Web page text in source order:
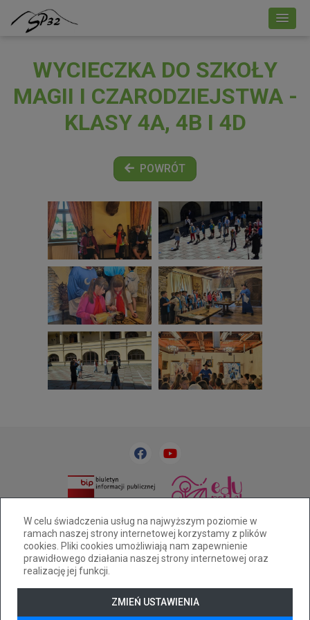
W celu świadczenia usług na najwyższym poziomie w
ramach naszej strony internetowej korzystamy z plików
cookies. Pliki cookies umożliwiają nam zapewnienie
prawidłowego działania naszej strony internetowej oraz
realizację jej funkcji.
ZMIEŃ USTAWIENIA
WYCIECZKA DO SZKOŁY
MAGII I CZARODZIEJSTWA -
KLASY 4A, 4B I 4D
POWRÓT
33 818 31 84
sp32@cuw.bielsko-biala.pl
Bielsko-Biała, ul. Cieszyńska 393
Deklaracja dostępności
Tryb wysokiego kontrastu